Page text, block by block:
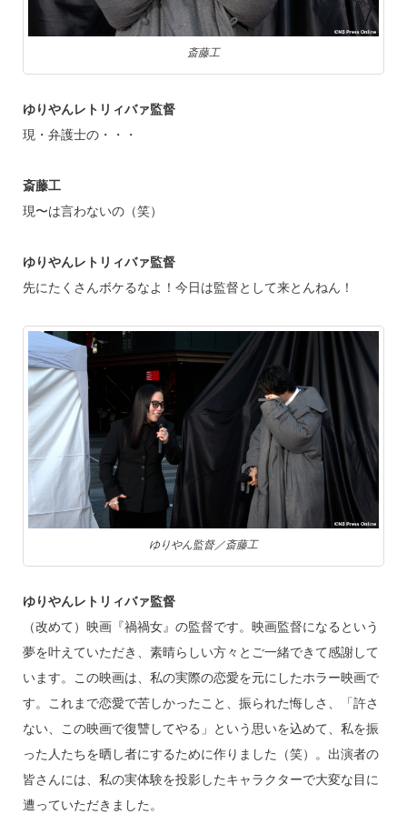
斎藤工
ゆりやんレトリィバァ監督
現・弁護士の・・・
斎藤工
現〜は言わないの（笑）
ゆりやんレトリィバァ監督
先にたくさんボケるなよ！今日は監督として来とんねん！
ゆりやん監督／斎藤工
ゆりやんレトリィバァ監督
（改めて）映画『禍禍女』の監督です。映画監督になるという
夢を叶えていただき、素晴らしい方々とご一緒できて感謝して
います。この映画は、私の実際の恋愛を元にしたホラー映画で
す。これまで恋愛で苦しかったこと、振られた悔しさ、「許さ
ない、この映画で復讐してやる」という思いを込めて、私を振
った人たちを晒し者にするために作りました（笑）。出演者の
皆さんには、私の実体験を投影したキャラクターで大変な目に
遭っていただきました。